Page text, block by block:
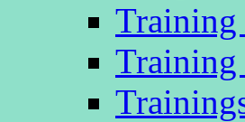
Training
Training